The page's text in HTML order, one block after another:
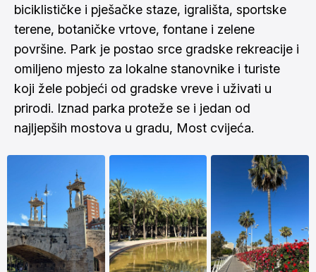
biciklističke i pješačke staze, igrališta, sportske
terene, botaničke vrtove, fontane i zelene
površine. Park je postao srce gradske rekreacije i
omiljeno mjesto za lokalne stanovnike i turiste
koji žele pobjeći od gradske vreve i uživati u
prirodi. Iznad parka proteže se i jedan od
najljepših mostova u gradu, Most cvijeća.